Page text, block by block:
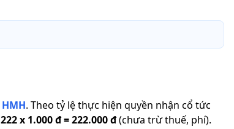
HMH. Theo tỷ lệ thực hiện quyền nhận cổ tức
222x 1.000 đ=222.000 đ(chưa trừ thuế, phí).